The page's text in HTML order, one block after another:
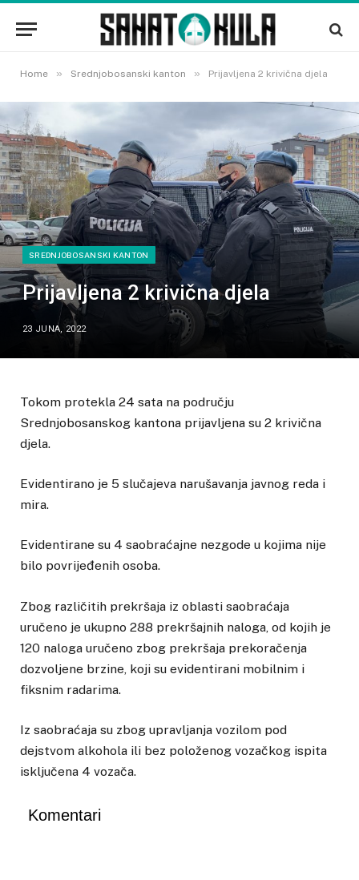
Home » Srednjobosanski kanton » Prijavljena 2 krivična djela
SREDNJOBOSANSKI KANTON
Prijavljena 2 krivična djela
23 JUNA, 2022
Tokom protekla 24 sata na području
Srednjobosanskog kantona prijavljena su 2 krivična
djela.
Evidentirano je 5 slučajeva narušavanja javnog reda i
mira.
Evidentirane su 4 saobraćajne nezgode u kojima nije
bilo povrijeđenih osoba.
Zbog različitih prekršaja iz oblasti saobraćaja
uručeno je ukupno 288 prekršajnih naloga, od kojih je
120 naloga uručeno zbog prekršaja prekoračenja
dozvoljene brzine, koji su evidentirani mobilnim i
fiksnim radarima.
Iz saobraćaja su zbog upravljanja vozilom pod
dejstvom alkohola ili bez položenog vozačkog ispita
isključena 4 vozača.
Komentari